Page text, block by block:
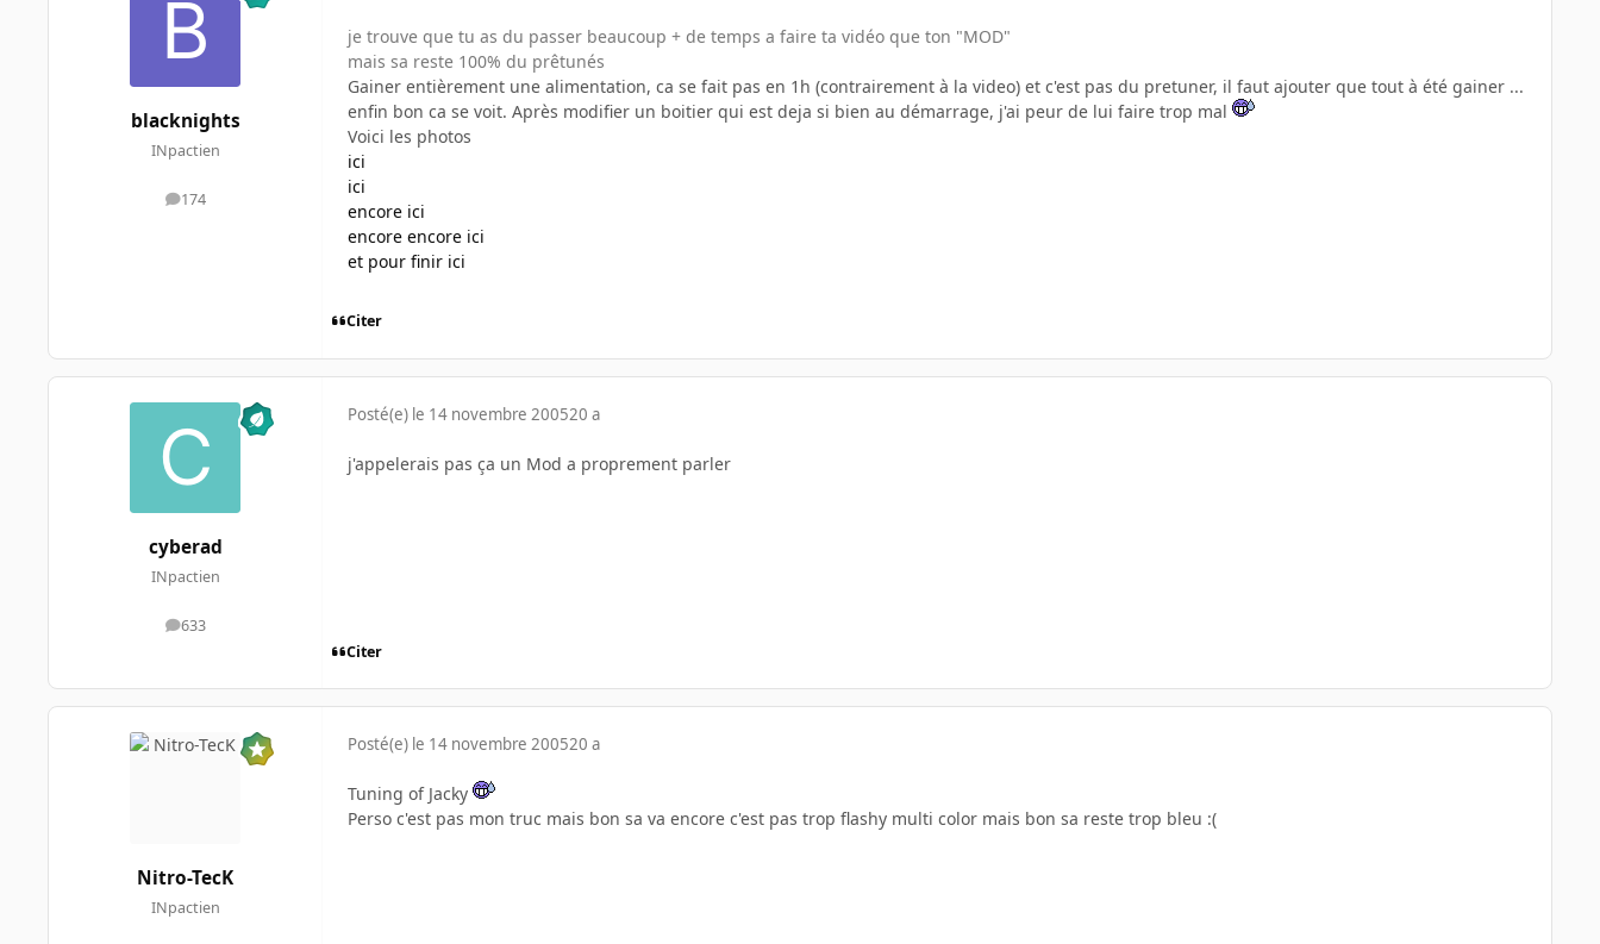
blacknights
INpactien
174
messages
je trouve que tu as du passer beaucoup + de temps a faire ta vidéo que ton "MOD"
mais sa reste 100% du prêtunés
Gainer entièrement une alimentation, ca se fait pas en 1h (contrairement à la video) et c'est pas du pretuner, il faut ajouter que tout à été gainer ...
enfin bon ca se voit. Après modifier un boitier qui est deja si bien au démarrage, j'ai peur de lui faire trop mal
Voici les photos
ici
ici
encore ici
encore encore ici
et pour finir ici
Citer
cyberad
INpactien
633
messages
Posté(e) le 14 novembre 200520 a
j'appelerais pas ça un Mod a proprement parler
Citer
Nitro-TecK
INpactien
Posté(e) le 14 novembre 200520 a
Tuning of Jacky
Perso c'est pas mon truc mais bon sa va encore c'est pas trop flashy multi color mais bon sa reste trop bleu :(